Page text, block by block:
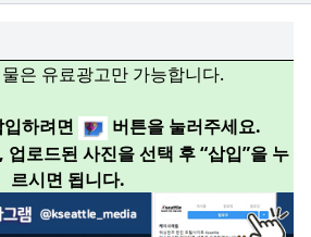
은 유료광고만 가능합니다.
하려면
버튼을 눌러주세요.
로드된 사진을 선택 후 “삽입”을 누
르시면 됩니다.